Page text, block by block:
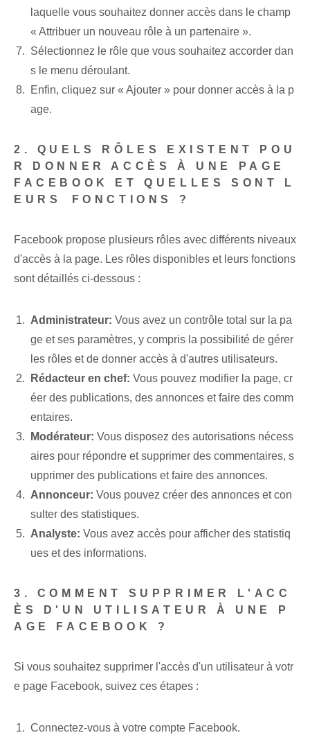
laquelle vous souhaitez donner accès dans le champ
« Attribuer un nouveau rôle à un partenaire ».
Sélectionnez le rôle que vous souhaitez accorder dan
s le menu déroulant.
Enfin, cliquez sur « Ajouter » pour donner accès à la p
age.
2. QUELS RÔLES EXISTENT POU
R DONNER ACCÈS À UNE PAGE
FACEBOOK ‌ET QUELLES​ SONT L
EURS⁤ FONCTIONS ?
Facebook propose plusieurs rôles avec différents niveaux
d'accès à la page. ⁤Les rôles disponibles et leurs fonctions
sont détaillés ci-dessous :
Administrateur: Vous avez un contrôle total sur la ‌pa
ge et ses paramètres, y compris la possibilité de ⁤gérer⁤
les rôles et de donner accès à d'autres ‌utilisateurs.
Rédacteur en chef: Vous pouvez modifier la page, cr
éer des publications, des annonces et faire des comm
entaires.
Modérateur: Vous disposez des autorisations nécess
aires pour ‌répondre et supprimer des commentaires, ⁢s
upprimer des publications et faire des annonces.
Annonceur: Vous pouvez créer des ⁢annonces et con
sulter des statistiques.
Analyste: Vous avez accès⁢ pour afficher des ⁤statistiq
ues⁢ et des informations.
3. COMMENT SUPPRIMER L'ACC
ÈS D'UN UTILISATEUR À UNE P
AGE FACEBOOK ?
Si vous souhaitez supprimer l'accès⁢ d'un utilisateur à votr
e page Facebook⁤, suivez ces étapes :
Connectez-vous à votre compte Facebook.